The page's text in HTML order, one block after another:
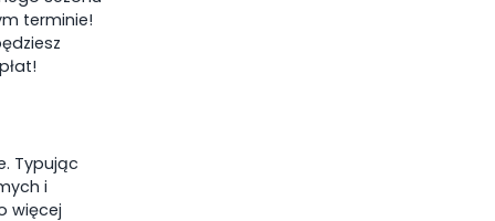
terminie!
Typując
i
więcej